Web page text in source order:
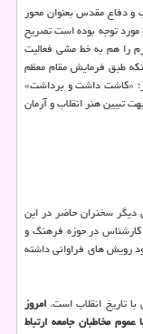
و دفاع مقدس بعنوان محور
مورد توجه بوده است تصریح
را هم به خط مشی فعالیت
طبق فرمایش مقام معظم
«کاشت داشت و برداشت»
تبیین هنر انقلاب و آرمان
دیگر سخنران حاضر در این
کارشناس در حوزه فرهنگ و
رویش های فراوانی داشته
تاریخ انقلاب است. امروز
مخاطبان جامعه ارتباط